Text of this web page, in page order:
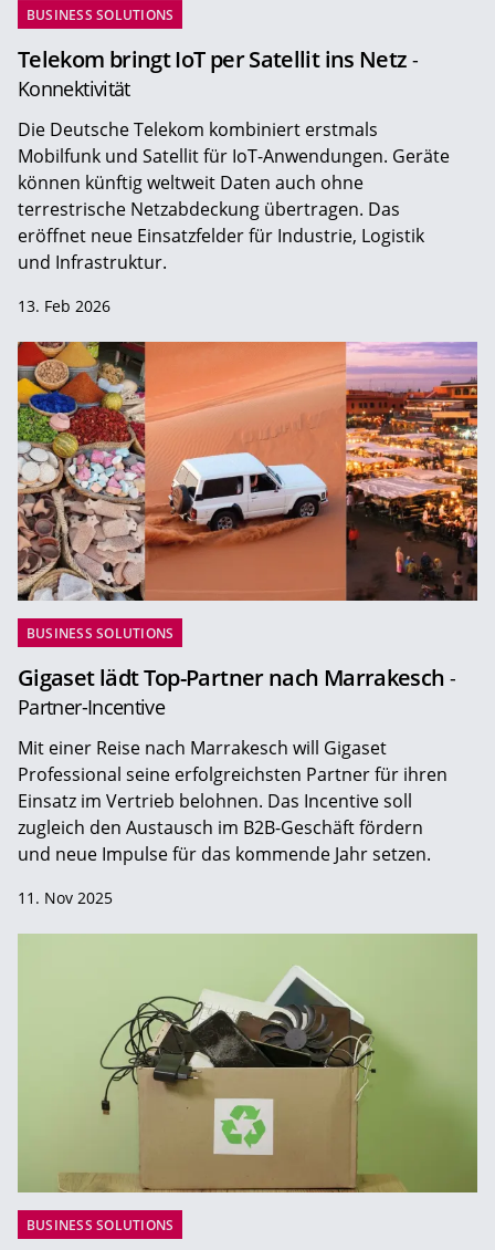
BUSINESS SOLUTIONS
Telekom bringt IoT per Satellit ins Netz -
Konnektivität
Die Deutsche Telekom kombiniert erstmals
Mobilfunk und Satellit für IoT-Anwendungen. Geräte
können künftig weltweit Daten auch ohne
terrestrische Netzabdeckung übertragen. Das
eröffnet neue Einsatzfelder für Industrie, Logistik
und Infrastruktur.
13. Feb 2026
BUSINESS SOLUTIONS
Gigaset lädt Top-Partner nach Marrakesch -
Partner-Incentive
Mit einer Reise nach Marrakesch will Gigaset
Professional seine erfolgreichsten Partner für ihren
Einsatz im Vertrieb belohnen. Das Incentive soll
zugleich den Austausch im B2B-Geschäft fördern
und neue Impulse für das kommende Jahr setzen.
11. Nov 2025
BUSINESS SOLUTIONS